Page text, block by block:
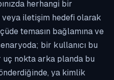
herhangi bir
iletişim hedefi olarak
temasın bağlamına ve
bir kullanıcı bu
uç nokta arka planda bu
ya kimlik